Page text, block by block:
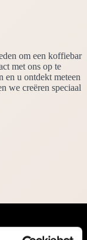
om een koffiebar
met ons op te
en u ontdekt meteen
we creëren speciaal